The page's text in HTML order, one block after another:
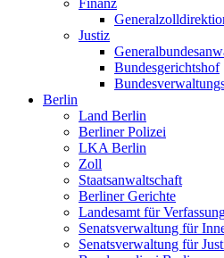
Finanz
Justiz
Bundesgerichtshof
Berlin
Land Berlin
Berliner Polizei
LKA Berlin
Zoll
Staatsanwaltschaft
Berliner Gerichte
Landesamt für
Senatsverwaltung für
Senatsverwaltung für